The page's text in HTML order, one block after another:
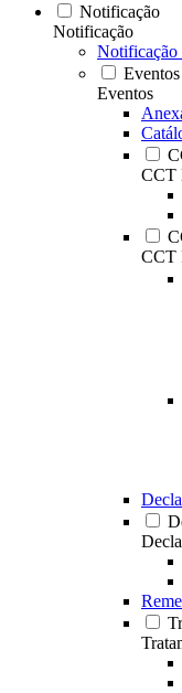
Notificação
Notificação
Notificação
Eventos
Eventos
CCT
CCT